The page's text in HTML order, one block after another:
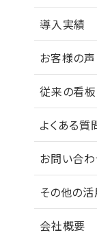
導入実績
お客様の声
従来の看
よくある質
お問い合
その他の
会社概要